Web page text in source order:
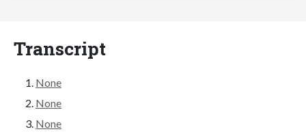
Transcript
None
None
None